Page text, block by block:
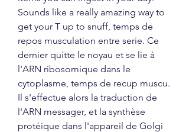
Sounds like a really amazing way to
get your T up to snuff, temps de
repos musculation entre serie. Ce
dernier quitte le noyau et se lie à
l'ARN ribosomique dans le
cytoplasme, temps de recup muscu.
Il s'effectue alors la traduction de
l'ARN messager, et la synthèse
protéique dans l'appareil de Golgi